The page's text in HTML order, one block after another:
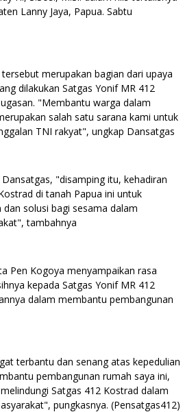
Lanny Jaya, Papua. Sabtu
merupakan bagian dari upaya
dilakukan Satgas Yonif MR 412
"Membantu warga dalam
salah satu sarana kami untuk
TNI rakyat", ungkap Dansatgas
"disamping itu, kehadiran
di tanah Papua ini untuk
solusi bagi sesama dalam
tambahnya
Pen Kogoya menyampaikan rasa
kepada Satgas Yonif MR 412
dalam membantu pembangunan
terbantu dan senang atas kepedulian
pembangunan rumah saya ini,
Satgas 412 Kostrad dalam
pungkasnya. (Pensatgas412)